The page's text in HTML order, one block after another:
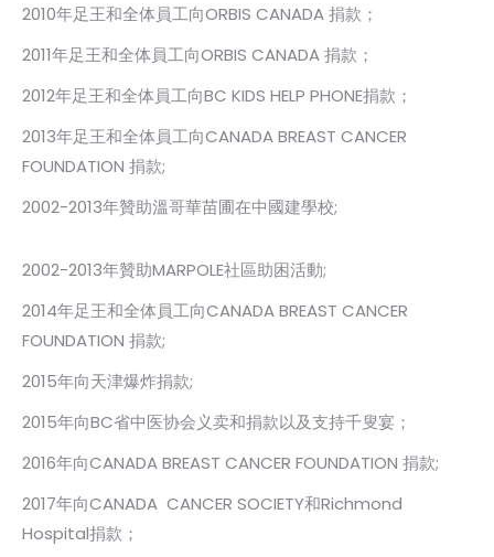
2010年足王和全体員工向ORBIS CANADA 捐款；
2011年足王和全体員工向ORBIS CANADA 捐款；
2012年足王和全体員工向BC KIDS HELP PHONE捐款；
2013年足王和全体員工向CANADA BREAST CANCER
FOUNDATION 捐款;
2002-2013年贊助溫哥華苗圃在中國建學校;
2002-2013年贊助MARPOLE社區助困活動;
2014年足王和全体員工向CANADA BREAST CANCER
FOUNDATION 捐款;
2015年向天津爆炸捐款;
2015年向BC省中医协会义卖和捐款以及支持千叟宴；
2016年向CANADA BREAST CANCER FOUNDATION 捐款;
2017年向CANADA CANCER SOCIETY和Richmond
Hospital捐款；